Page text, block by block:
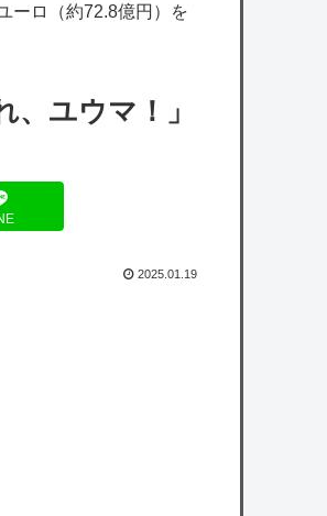
ダー】仮面ライダーバ
に日焼け止めを塗る灯
ト開催!! 「アイグラ」
視察動画にBGMをつ
ーロ（約72.8億円）を
、ユウマ！」
2025.01.19